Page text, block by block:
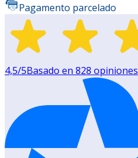
Pagamento parcelado
4,5/5Basado en 828 opiniones